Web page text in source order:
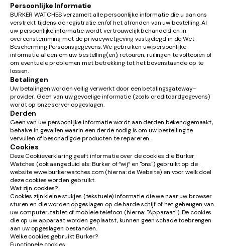
Persoonlijke Informatie
BURKER WATCHES verzamelt alle persoonlijke informatie die u aan ons
verstrekt tijdens de registratie en/of het afronden van uw bestelling. Al
uw persoonlijke informatie wordt vertrouwelijk behandeld en in
overeenstemming met de privacywetgeving vastgelegd in de Wet
Bescherming Persoonsgegevens. We gebruiken uw persoonlijke
informatie alleen om uw bestelling(en), retouren, ruilingen te voltooien of
om eventuele problemen met betrekking tot het bovenstaande op te
lossen.
Betalingen
Uw betalingen worden veilig verwerkt door een betalingsgateway-
provider. Geen van uw gevoelige informatie (zoals creditcardgegevens)
wordt op onze server opgeslagen.
Derden
Geen van uw persoonlijke informatie wordt aan derden bekendgemaakt,
behalve in gevallen waarin een derde nodig is om uw bestelling te
vervullen of beschadigde producten te repareren.
Cookies
Deze Cookieverklaring geeft informatie over de cookies die Burker
Watches (ook aangeduid als: Burker of “wij” en "ons") gebruikt op de
website www.burkerwatches.com (hierna: de Website) en voor welk doel
deze cookies worden gebruikt.
Wat zijn cookies?
Cookies zijn kleine stukjes (tekstuele) informatie die we naar uw browser
sturen en die worden opgeslagen op de harde schijf of het geheugen van
uw computer, tablet of mobiele telefoon (hierna: "Apparaat"). De cookies
die op uw apparaat worden geplaatst, kunnen geen schade toebrengen
aan uw opgeslagen bestanden.
Welke cookies gebruikt Burker?